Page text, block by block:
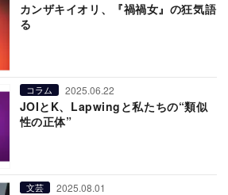
カンザキイオリ、『禍禍女』の狂気語
る
コラム 2025.06.22
JOIとK、Lapwingと私たちの“類似
性の正体”
文芸 2025.08.01